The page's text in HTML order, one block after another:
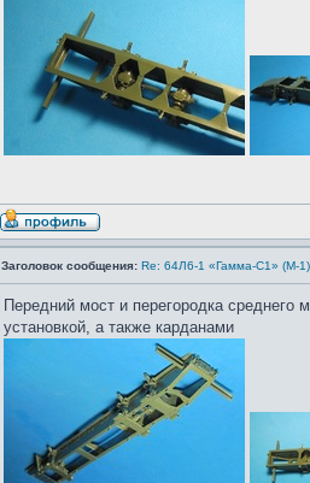
Заголовок сообщения: Re: 64Л6-1 «Гамма-С1» (М-
Передний мост и перегородка среднего
установкой, а также карданами